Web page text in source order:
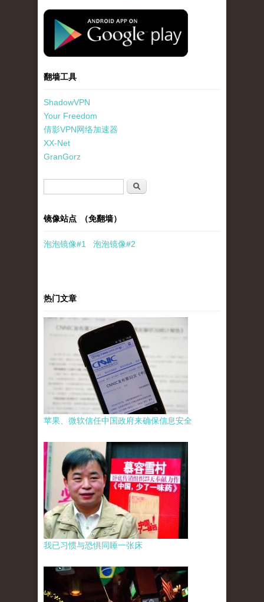
standard-icon-googleplay-app-store.png
翻墙工具
ShadowVPN
Your Freedom
倩影VPN网络加速器
XX-Net
GranGorz
搜索
镜像站点 （免翻墙）
泡泡镜像#1 泡泡镜像#2
热门文章
苹果、微软信任中国政府来确保信息安全
我已习惯与恐惧同睡一张床